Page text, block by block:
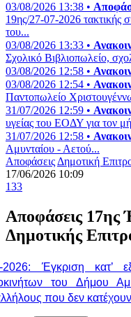
03/08/2026 13:38 •
19ης/27-07-2026 τακτικής
του...
03/08/2026 13:33 •
Σχολικό Βιβλιοπωλείο,
03/08/2026 12:58 •
03/08/2026 12:54 •
Παντοπωλείο
31/07/2026 12:59 •
υγείας του ΕΟΔΥ για τον
31/07/2026 12:58 •
Αμυνταίου - Αετού...
Αποφάσεις Δημοτική
17/06/2026 10:09
133
Αποφάσεις 17ης
Δημοτικής
2026:
Έγκριση κατ’
του Δήμου
που δεν